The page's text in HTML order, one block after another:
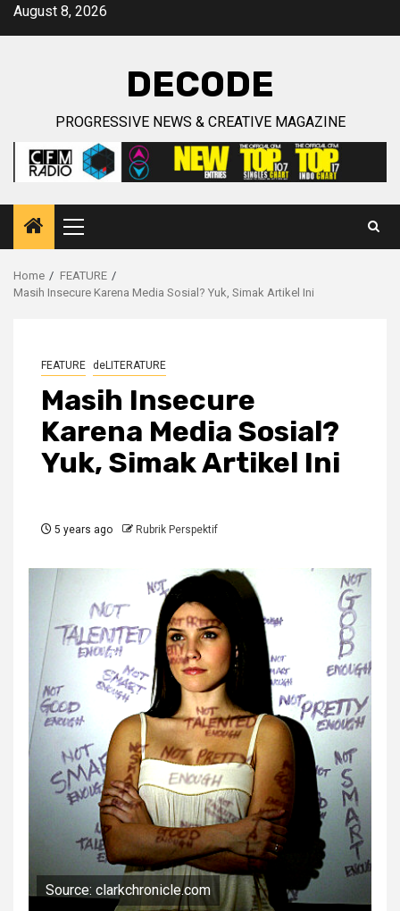
SkipAugust 8, 2026
DECODE
PROGRESSIVE NEWS & CREATIVE MAGAZINE
Primary
Menu
Home
FEATURE
Masih Insecure Karena Media Sosial? Yuk, Simak Artikel Ini
FEATURE deLITERATURE
Masih Insecure
Karena Media Sosial?
Yuk, Simak Artikel Ini
5 years ago Rubrik Perspektif
Source: clarkchronicle.com